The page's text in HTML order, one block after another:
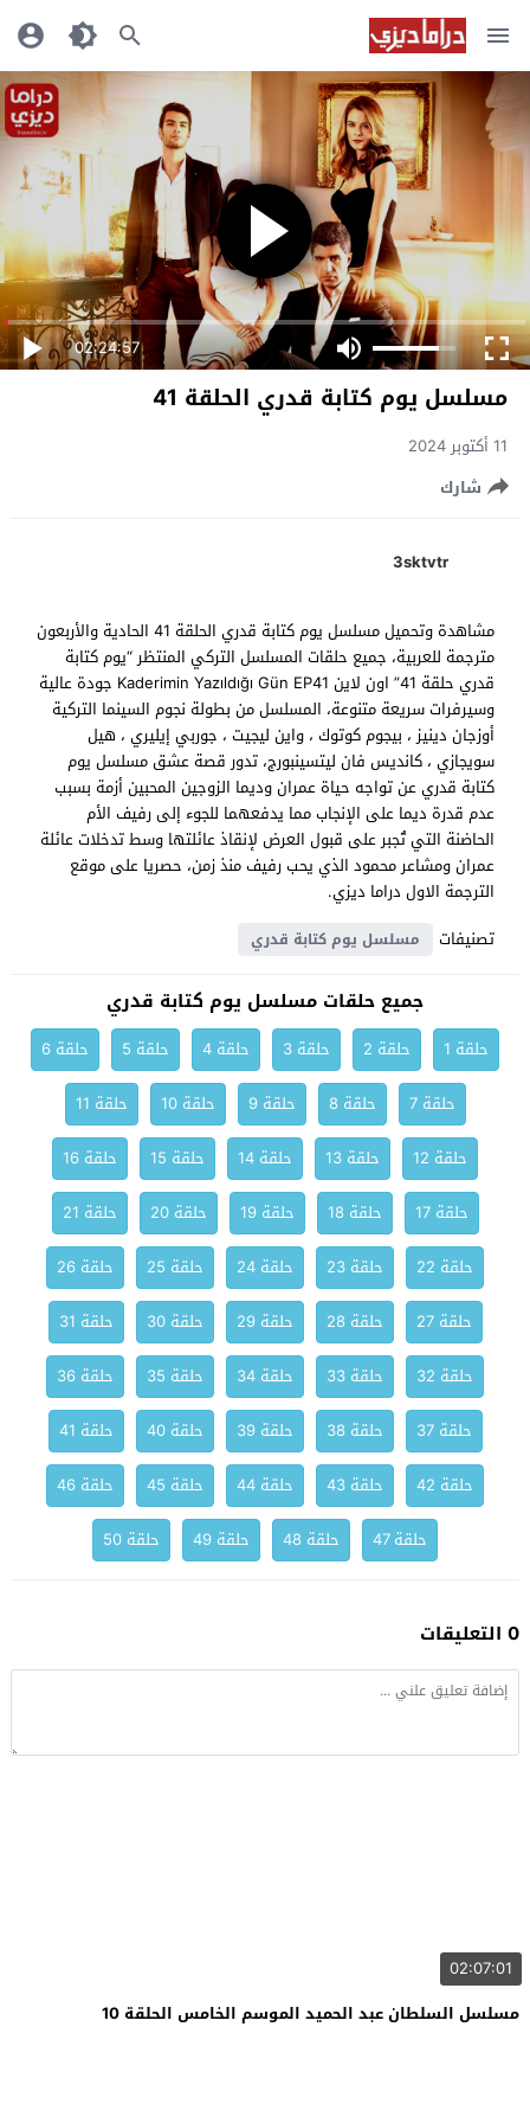
02:24:57
مسلسل يوم كتابة قدري الحلقة 41
11 أكتوبر 2024
شارك
3sktvtr
مشاهدة وتحميل مسلسل يوم كتابة قدري الحلقة 41 الحادية والأربعون
مترجمة للعربية، جميع حلقات المسلسل التركي المنتظر “يوم كتابة
قدري حلقة 41” اون لاين Kaderimin Yazıldığı Gün EP41 جودة عالية
وسيرفرات سريعة متنوعة، المسلسل من بطولة نجوم السينما التركية
أوزجان دينيز ، بيجوم كوتوك ، واين ليجيت ، جوربي إيليري ، هيل
سويجازي ، كانديس فان ليتسينبورج، تدور قصة عشق مسلسل يوم
كتابة قدري عن تواجه حياة عمران وديما الزوجين المحبين أزمة بسبب
عدم قدرة ديما على الإنجاب مما يدفعهما للجوء إلى رفيف الأم
الحاضنة التي تُجبر على قبول العرض لإنقاذ عائلتها وسط تدخلات عائلة
عمران ومشاعر محمود الذي يحب رفيف منذ زمن، حصريا على موقع
الترجمة الاول دراما ديزي.
تصنيفات
مسلسل يوم كتابة قدري
جميع حلقات مسلسل يوم كتابة قدري
حلقة 1 حلقة 2 حلقة 3 حلقة 4 حلقة 5
حلقة 6
حلقة 7
حلقة 8 حلقة 9 حلقة 10
حلقة 11
حلقة 12
حلقة 13 حلقة 14 حلقة 15
حلقة 16
حلقة 17
حلقة 18 حلقة 19 حلقة 20
حلقة 21
حلقة 22
حلقة 23 حلقة 24 حلقة 25
حلقة 26
حلقة 27
حلقة 28 حلقة 29 حلقة 30
حلقة 31
حلقة 32
حلقة 33 حلقة 34 حلقة 35
حلقة 36
حلقة 37
حلقة 38 حلقة 39 حلقة 40
حلقة 41
حلقة 42
حلقة 43 حلقة 44 حلقة 45
حلقة 46
حلقة 47
حلقة 48 حلقة 49 حلقة 50
0 التعليقات
02:07:01
مسلسل السلطان عبد الحميد الموسم الخامس الحلقة 10